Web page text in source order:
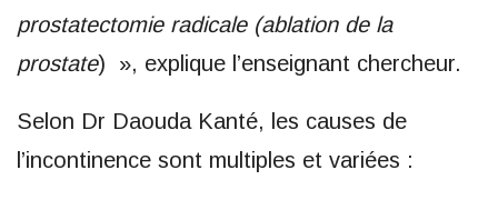
prostatectomie radicale (ablation de la
prostate) », explique l’enseignant chercheur.
Selon Dr Daouda Kanté, les causes de
l’incontinence sont multiples et variées :